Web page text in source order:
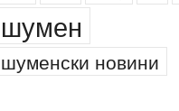
шумен
шуменски новини